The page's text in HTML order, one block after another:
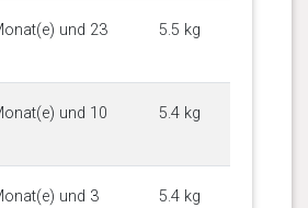
und 23
5.5 kg
und 10
5.4 kg
und 3
5.4 kg